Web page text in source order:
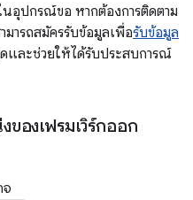
อุปกรณ์ขอ หากต้องการติดตาม
ารถสมัครรับข้อมูลเพื่อรับข้อมูล
และช่วยให้ได้รับประสบการณ์
ของเฟรมเวิร์กออก
จ